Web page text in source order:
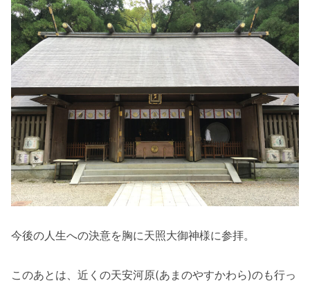
今後の人生への決意を胸に天照大御神様に参拝。
このあとは、近くの天安河原(あまのやすかわら)のも行っ